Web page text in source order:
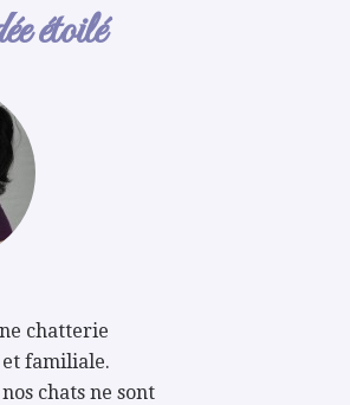
étoilé
chatterie
familiale.
chats ne sont